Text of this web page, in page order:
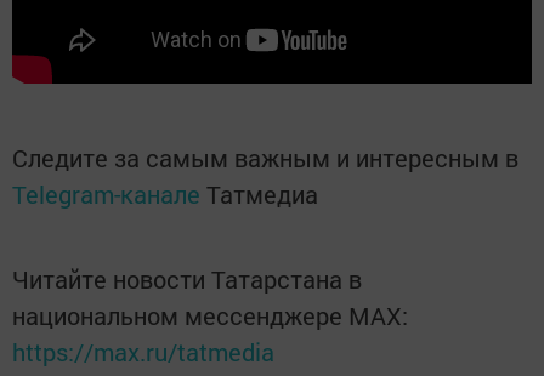
Следите за самым важным и интересным в
Telegram-канале Татмедиа
Читайте новости Татарстана в
национальном мессенджере MАХ:
https://max.ru/tatmedia